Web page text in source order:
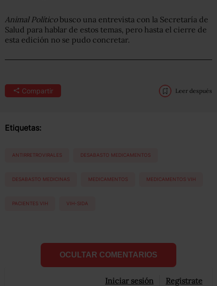
Animal Políticobusco una entrevista con la Secretaría de
Salud para hablar de estos temas, pero hasta el cierre de
esta edición no se pudo concretar.
Compartir Leer después
Etiquetas:
ANTIRRETROVIRALES DESABASTO MEDICAMENTOS
DESABASTO MEDICINAS MEDICAMENTOS MEDICAMENTOS VIH
PACIENTES VIH VIH-SIDA
OCULTAR COMENTARIOS
Iniciar sesión Registrate